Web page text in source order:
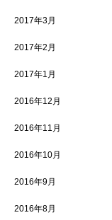
2017年3月
2017年2月
2017年1月
2016年12月
2016年11月
2016年10月
2016年9月
2016年8月